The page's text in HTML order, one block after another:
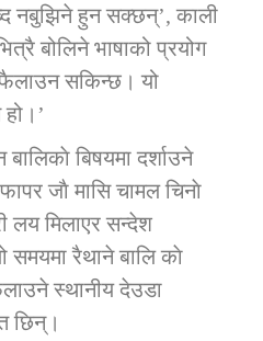
एकाई जुम्लाको सुचना
नबुझिने हुन सक्छन्’, काली
बोलिने भाषाको प्रयोग
सकिन्छ। यो
बिषयमा दर्शाउने
जाै मासि चामल चिनाे
लय मिलाएर सन्देश
समयमा रैथाने बालि काे
स्थानीय देउडा
छिन्।